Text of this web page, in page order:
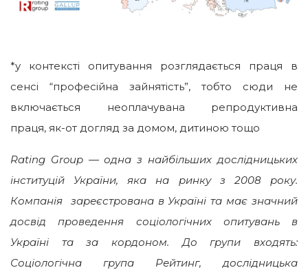
*у контексті опитування розглядається праця в
сенсі “професійна зайнятість”, тобто сюди не
включається неоплачувана репродуктивна
праця, як-от догляд за домом, дитиною тощо
Rating Group — одна з найбільших дослідницьких
інституцій України, яка на ринку з 2008 року.
Компанія зареєстрована в Україні та має значний
досвід проведення соціологічних опитувань в
Україні та за кордоном. До групи входять:
Соціологічна група Рейтинг, дослідницька